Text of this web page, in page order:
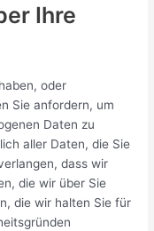
Ihre
oder
Sie anfordern, um
Daten zu
aller Daten, die Sie
dass wir
die wir über Sie
die wir halten Sie für